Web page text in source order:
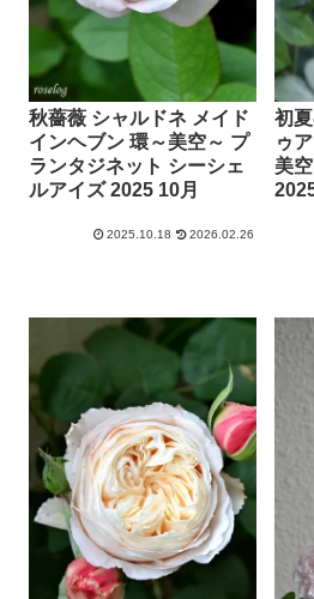
秋薔薇 シャルドネ メイド
インヘブン 環～美空～ プ
ランタジネット シーシェ
ルアイズ 2025 10月
2025.10.18 2026.02.26
初
ゥ
美